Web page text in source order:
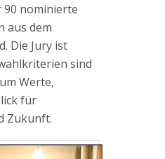
nominierte
aus dem
Die Jury ist
sind
Werte,
für
Zukunft.